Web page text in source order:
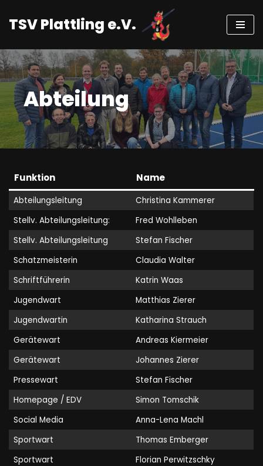
Zum
springen
TSV Plattling e.V.
Abteilung
Funktion Name
Abteilungsleitung
Christina Kammerer
Stellv. Abteilungsleitung:
Fred Wohlleben
Stellv. Abteilungsleitung
Stefan Fischer
Schatzmeisterin
Claudia Walter
Schriftführerin
Katrin Waas
Jugendwart
Matthias Zierer
Jugendwartin
Katharina Strauch
Gerätewart
Andreas Kiermeier
Gerätewart
Johannes Zierer
Pressewart
Stefan Fischer
Homepage / EDV
Simon Tomschik
Social Media
Anna-Lena Machl
Sportwart
Thomas Emberger
Sportwart
Florian Perwitzschky